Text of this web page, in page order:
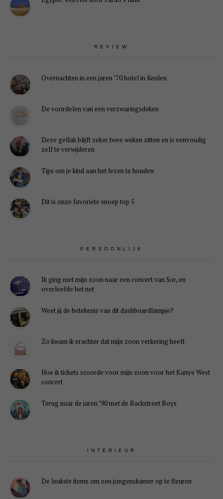
REVIEW
Overnachten in een jaren ’70 hotel in Keulen
De voordelen van een verzwaringsdeken
Deze gellak blijft zeker twee weken zitten en is eenvoudig
zelf te verwijderen
Tips om je kind aan het lezen te houden
Dit is onze favoriete snoep top 5
PERSOONLIJK
Ik ging met mijn zoon naar een concert van Sor, en
overleefde het net
Weet jij de betekenis van dit dashboardlampje?
Zo kwam ik erachter dat mijn zoon verkering heeft
Hoe ik tickets scoorde voor mijn zoon voor het Kanye West
concert
Terug naar de jaren ’90 met de Backstreet Boys
INTERIEUR
De leukste items om een jongenskamer op te fleuren